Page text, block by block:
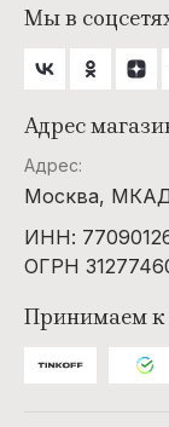
Мы в
Адрес
Адрес:
Москва,
ИНН:
ОГРН
Принимаем к